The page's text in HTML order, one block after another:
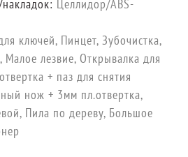
Целлидор/ABS-
ключей, Пинцет, Зубочистка,
лезвие, Открывалка для
+ паз для снятия
нож + 3мм пл.отвертка,
Пила по дереву, Большое